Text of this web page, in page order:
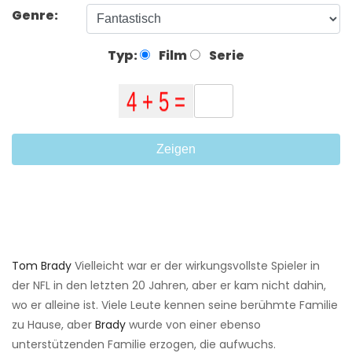
Genre:
Typ: Film Serie
Zeigen
Tom Brady Vielleicht war er der wirkungsvollste Spieler in
der NFL in den letzten 20 Jahren, aber er kam nicht dahin,
wo er alleine ist. Viele Leute kennen seine berühmte Familie
zu Hause, aber Brady wurde von einer ebenso
unterstützenden Familie erzogen, die aufwuchs.